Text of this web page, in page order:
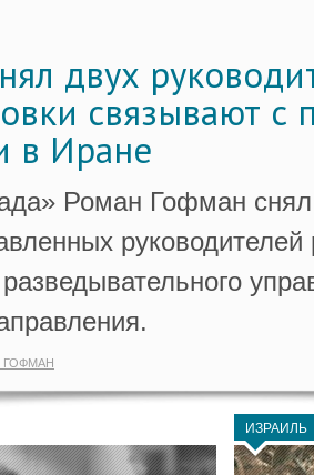
двух
связывают с
в Иране
Роман Гофман снял
ГОФМАН
ИЗРАИЛЬ